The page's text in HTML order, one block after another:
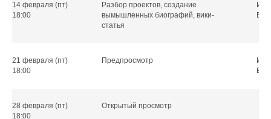
14 февраля (пт)
18:00
Разбор проектов, создание
вымышленных биографий, вики-
статья
21 февраля (пт)
18:00
Предпросмотр
28 февраля (пт)
18:00
Открытый просмотр